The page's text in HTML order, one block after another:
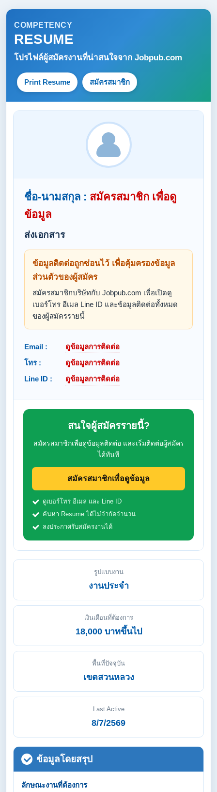
COMPETENCY
RESUME
โปรไฟล์ผู้สมัครงานที่น่าสนใจจาก Jobpub.com
Print Resume สมัครสมาชิก
ชื่อ-นามสกุล : สมัครสมาชิก เพื่อดู
ข้อมูล
ส่งเอกสาร
ข้อมูลติดต่อถูกซ่อนไว้ เพื่อคุ้มครองข้อมูล
ส่วนตัวของผู้สมัคร
สมัครสมาชิกบริษัทกับ Jobpub.com เพื่อเปิดดู
เบอร์โทร อีเมล Line ID และข้อมูลติดต่อทั้งหมด
ของผู้สมัครรายนี้
Email :
ดูข้อมูลการติดต่อ
โทร :
ดูข้อมูลการติดต่อ
Line ID :
ดูข้อมูลการติดต่อ
สนใจผู้สมัครรายนี้?
สมัครสมาชิกเพื่อดูข้อมูลติดต่อ และเริ่มติดต่อผู้สมัคร
ได้ทันที
สมัครสมาชิกเพื่อดูข้อมูล
ดูเบอร์โทร อีเมล และ Line ID
ค้นหา Resume ได้ไม่จำกัดจำนวน
ลงประกาศรับสมัครงานได้
รูปแบบงาน
งานประจำ
เงินเดือนที่ต้องการ
18,000 บาทขึ้นไป
พื้นที่ปัจจุบัน
เขตสวนหลวง
Last Active
8/7/2569
ข้อมูลโดยสรุป
ลักษณะงานที่ต้องการ